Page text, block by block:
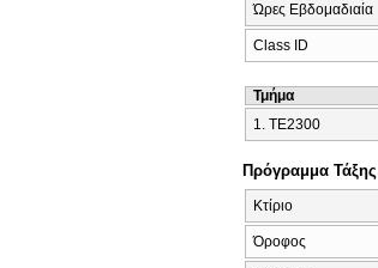
Ώρες Εβδομαδιαία
Class ID
Τμήμα
1. ΤΕ2300
Πρόγραμμα Τάξης
Κτίριο
Όροφος